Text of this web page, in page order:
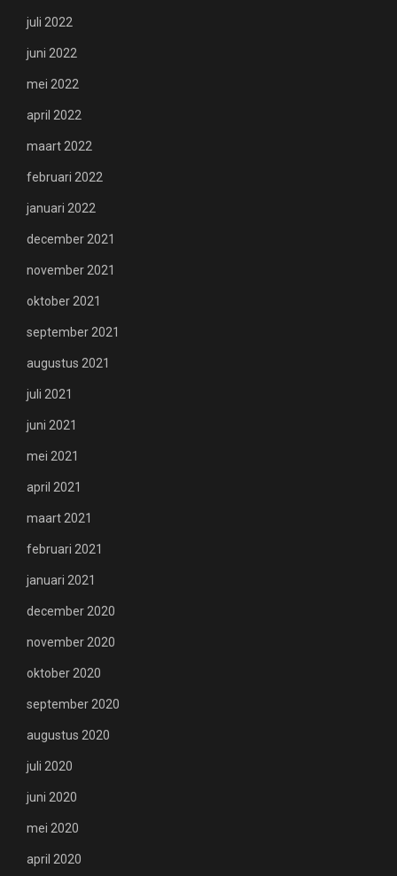
juli 2022
juni 2022
mei 2022
april 2022
maart 2022
februari 2022
januari 2022
december 2021
november 2021
oktober 2021
september 2021
augustus 2021
juli 2021
juni 2021
mei 2021
april 2021
maart 2021
februari 2021
januari 2021
december 2020
november 2020
oktober 2020
september 2020
augustus 2020
juli 2020
juni 2020
mei 2020
april 2020